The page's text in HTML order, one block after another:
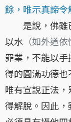
餘，唯示真諦令
是說，佛雖
以水 （如外道依
罪業，不能以
得的圓滿功德
唯有宣說正法
得解脫。因此